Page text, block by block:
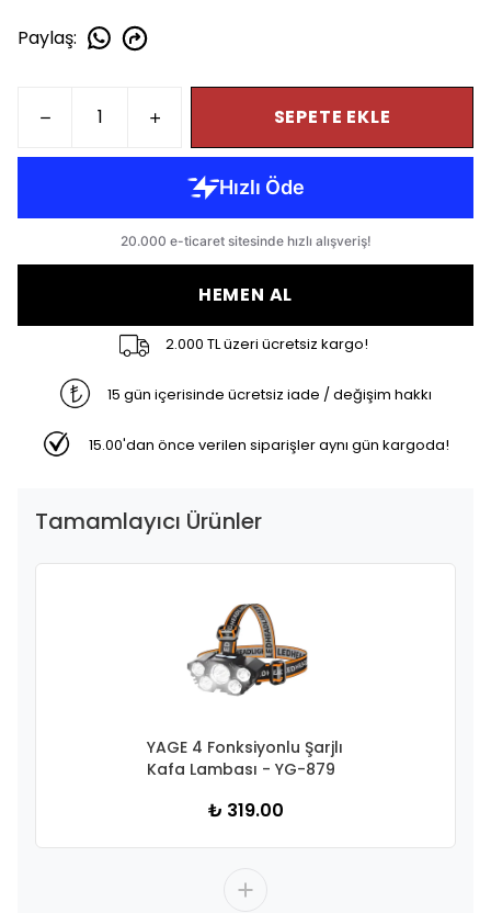
Paylaş:
SEPETE EKLE
HEMEN AL
2.000 TL üzeri ücretsiz kargo!
15 gün içerisinde ücretsiz iade / değişim hakkı
15.00'dan önce verilen siparişler aynı gün kargoda!
Tamamlayıcı Ürünler
YAGE 4 Fonksiyonlu Şarjlı
Kafa Lambası - YG-879
₺ 319.00